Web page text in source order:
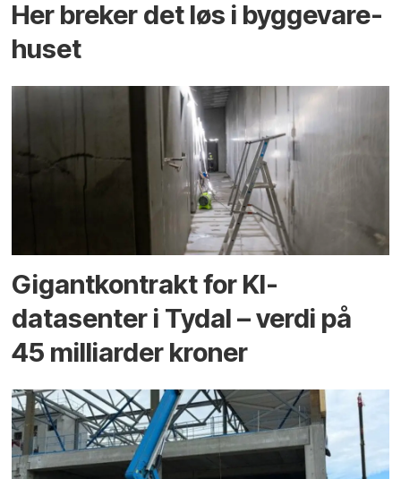
Her breker det løs i bygge­vare­
huset
Gigantkontrakt for KI-
datasenter i Tydal – verdi på
45 milliarder kroner